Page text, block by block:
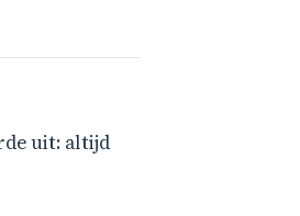
uit: altijd